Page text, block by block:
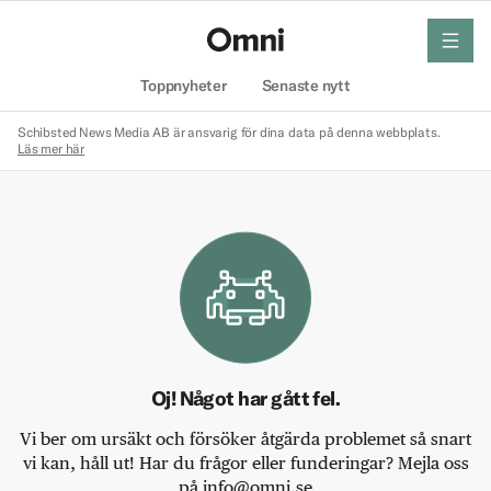
Toppnyheter Senaste nytt
meny
Schibsted News Media AB är ansvarig för dina data på denna webbplats.
Läs mer här
Oj! Något har gått fel.
Vi ber om ursäkt och försöker åtgärda problemet så snart
vi kan, håll ut! Har du frågor eller funderingar? Mejla oss